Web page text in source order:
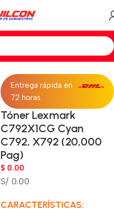
Entrega rápida en
72 horas.
Tóner Lexmark
C792X1CG Cyan
C792, X792 (20,000
Pag)
$ 0.00
S/ 0.00
CARACTERÍSTICAS: